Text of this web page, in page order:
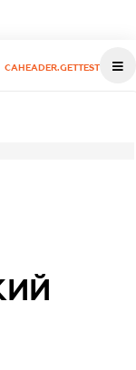
CAHEADER.GETTEST